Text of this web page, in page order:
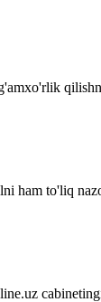
ham to'liq